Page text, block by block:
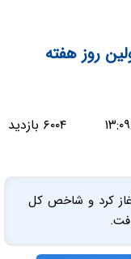
روز هفته
۶۰۰۴ بازدید
آغاز کرد و شاخص کل